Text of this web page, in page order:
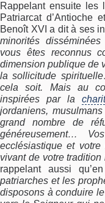
Rappelant ensuite
Patriarcat d’Antioche
Benoît XVI a dit à ses
minorités
vous êtes reconnus
dimension publique de
la sollicitude
cela soit. Mais au
inspirées par la
jordaniens,
grand nombre de
généreusement…
ecclésiastique et
vivant de votre tradition
rappelant aussi
patriarches et les
disposons à conduire